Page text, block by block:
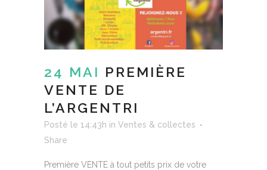
24 MAI PREMIÈRE
VENTE DE
L’ARGENTRI
Posté le 14:43h in Ventes & collectes
Share
Première VENTE à tout petits prix de votre